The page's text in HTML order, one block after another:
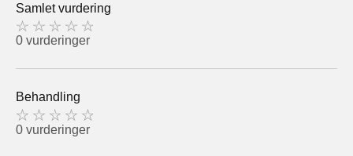
Samlet vurdering
0 vurderinger
Behandling
0 vurderinger